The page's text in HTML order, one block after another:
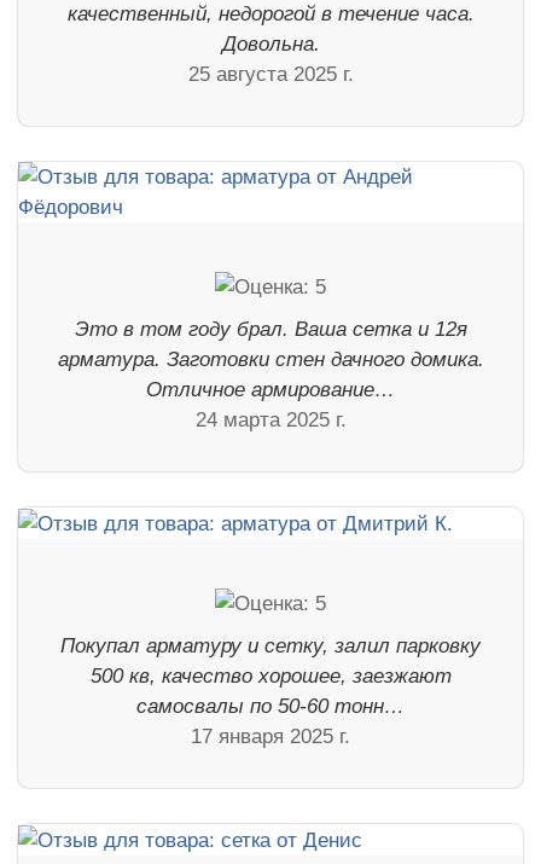
качественный, недорогой в течение часа.
Довольна.
25 августа 2025 г.
Это в том году брал. Ваша сетка и 12я
арматура. Заготовки стен дачного домика.
Отличное армирование…
24 марта 2025 г.
Покупал арматуру и сетку, залил парковку
500 кв, качество хорошее, заезжают
самосвалы по 50-60 тонн…
17 января 2025 г.